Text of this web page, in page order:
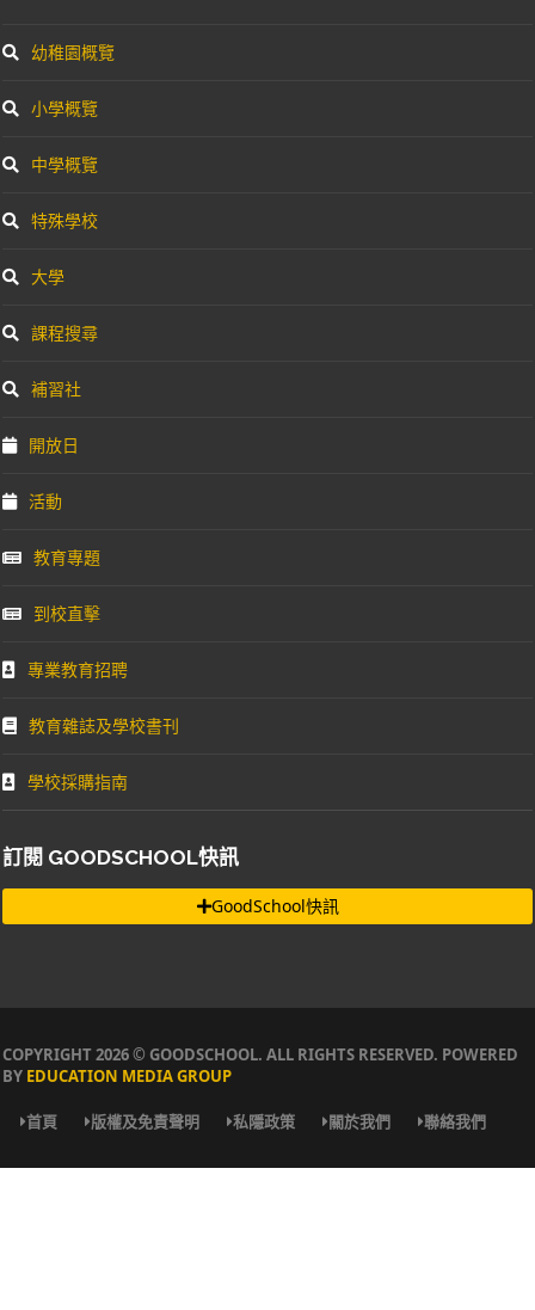
幼稚園概覽
小學概覽
中學概覽
特殊學校
大學
課程搜尋
補習社
開放日
活動
教育專題
到校直擊
專業教育招聘
教育雜誌及學校書刊
學校採購指南
訂閱 GOODSCHOOL快訊
GoodSchool快訊
COPYRIGHT 2026 © GOODSCHOOL. ALL RIGHTS RESERVED. POWERED
BY EDUCATION MEDIA GROUP
首頁 版權及免責聲明 私隱政策 關於我們 聯絡我們